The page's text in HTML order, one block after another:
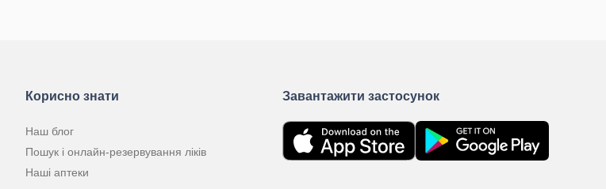
Корисно знати
Наш блог
Пошук і онлайн-резервування ліків
Наші аптеки
Завантажити застосунок